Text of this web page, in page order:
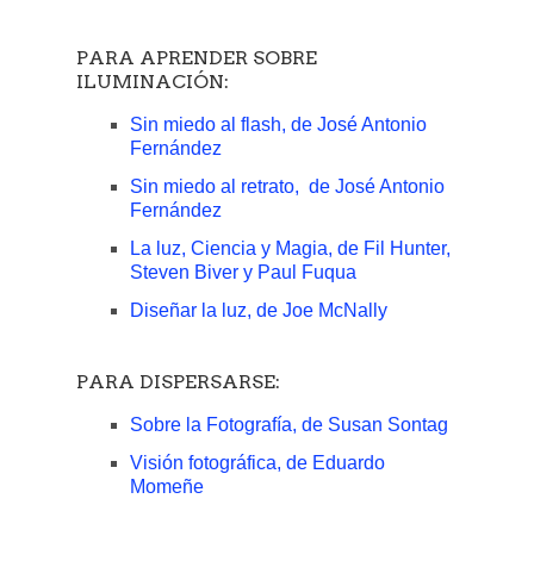
PARA APRENDER SOBRE
ILUMINACIÓN:
Sin miedo al flash, de José Antonio
Fernández
Sin miedo al retrato, de José Antonio
Fernández
La luz, Ciencia y Magia, de Fil Hunter,
Steven Biver y Paul Fuqua
Diseñar la luz, de Joe McNally
PARA DISPERSARSE:
Sobre la Fotografía, de Susan Sontag
Visión fotográfica, de Eduardo
Momeñe